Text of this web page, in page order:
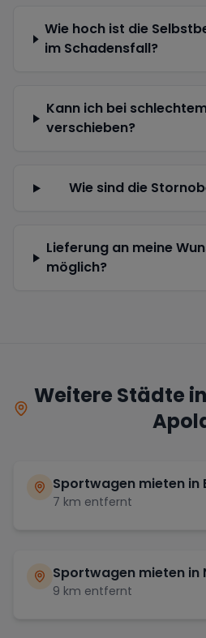
Wie hoch ist die
im Schadensfall?
Kann ich bei
verschieben?
Wie sind die
Lieferung an meine
möglich?
Weitere Städte
Sportwagen mieten in
7 km entfernt
Sportwagen mieten in
9 km entfernt